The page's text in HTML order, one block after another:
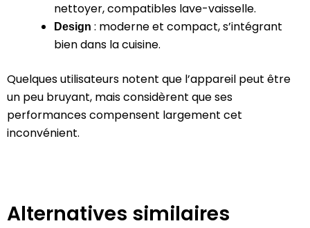
nettoyer, compatibles lave-vaisselle.
Design : moderne et compact, s’intégrant
bien dans la cuisine.
Quelques utilisateurs notent que l’appareil peut être
un peu bruyant, mais considèrent que ses
performances compensent largement cet
inconvénient.
Alternatives similaires